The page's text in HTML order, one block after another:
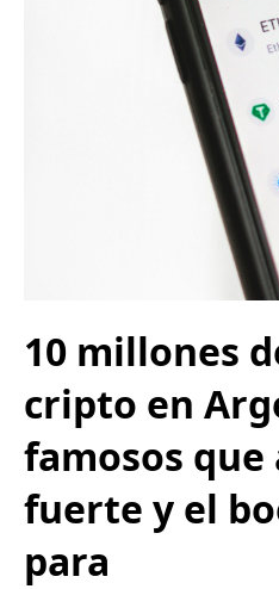
10 millones
cripto en
famosos que
fuerte y el
para